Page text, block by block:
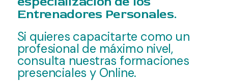
Entrenadores Personales.
Si quieres capacitarte como un
profesional de máximo nivel,
consulta nuestras formaciones
presenciales y Online.